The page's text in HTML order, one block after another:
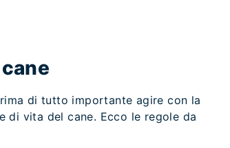
di tutto importante agire con la
di vita del cane. Ecco le regole da